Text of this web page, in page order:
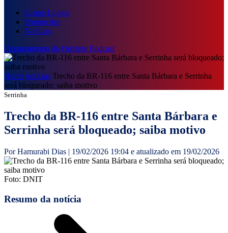
Grupo Lomes
Promoções
Notícias
Departamento do Ouvinte Podcast
Home notícias Trecho da BR-116 entre Santa Bárbara e Serrinha
será bloqueado; saiba motivo
Serrinha
Trecho da BR-116 entre Santa Bárbara e
Serrinha será bloqueado; saiba motivo
Por Hamurabi Dias | 19/02/2026 19:04 e atualizado em 19/02/2026
Foto: DNIT
Resumo da notícia